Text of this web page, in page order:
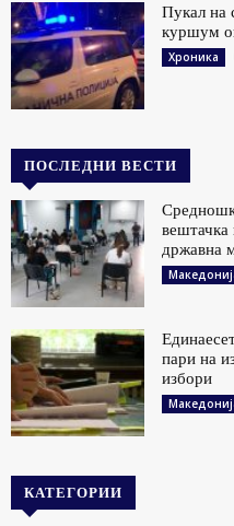
Пукал на
куршум
Хроника
ПОСЛЕДНИ ВЕСТИ
вештачка
државна
пари на
избори
КАТЕГОРИИ